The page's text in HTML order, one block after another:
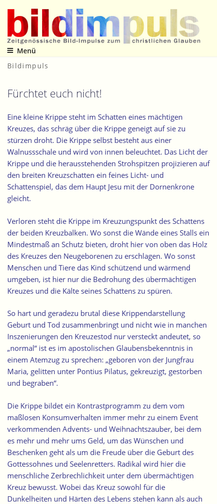
Inhalt
springen
Zeitgenössische Bild-Impulse zum christlichen Glauben
Menü
Bildimpuls
Fürchtet euch nicht!
Eine kleine Krippe steht im Schatten eines mächtigen
Kreuzes, das schräg über die Krippe geneigt auf sie zu
stürzen droht. Die Krippe selbst besteht aus einer
Walnussschale und wird von innen beleuchtet. Das Licht der
Krippe und die herausstehenden Strohspitzen projizieren auf
den breiten Kreuzschatten ein feines Licht- und
Schattenspiel, das dem Haupt Jesu mit der Dornenkrone
gleicht.
Verloren steht die Krippe im Kreuzungspunkt des Schattens
der beiden Kreuzbalken. Wo sonst die Wände eines Stalls ein
Mindestmaß an Schutz bieten, droht hier von oben das Holz
des Kreuzes den Neugeborenen zu erschlagen. Wo sonst
Menschen und Tiere das Kind schützend und wärmend
umgeben, ist hier nur die Bedrohung des übermächtigen
Kreuzes und die Kälte seines Schattens zu spüren.
So hart und geradezu brutal diese Krippendarstellung
Geburt und Tod zusammenbringt und nicht wie in manchen
Inszenierungen den Kreuzestod nur versteckt andeutet, so
„normal“ ist es im apostolischen Glaubensbekenntnis in
einem Atemzug zu sprechen: „geboren von der Jungfrau
Maria, gelitten unter Pontius Pilatus, gekreuzigt, gestorben
und begraben“.
Die Krippe bildet ein Kontrastprogramm zu dem vom
maßlosen Konsumverhalten immer mehr zu einem Event
verkommenden Advents- und Weihnachtszauber, bei dem
es mehr und mehr ums Geld, um das Wünschen und
Beschenken geht als um die Freude über die Geburt des
Gottessohnes und Seelenretters. Radikal wird hier die
menschliche Zerbrechlichkeit unter dem übermächtigen
Kreuz bewusst. Wobei das Kreuz sowohl für die
Dunkelheiten und Härten des Lebens stehen kann als auch